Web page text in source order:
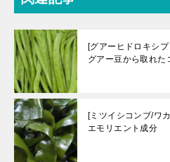
[グアーヒドロキシ
グアー豆から取れた
[ミツイシコンブ/ワ
エモリエント成分